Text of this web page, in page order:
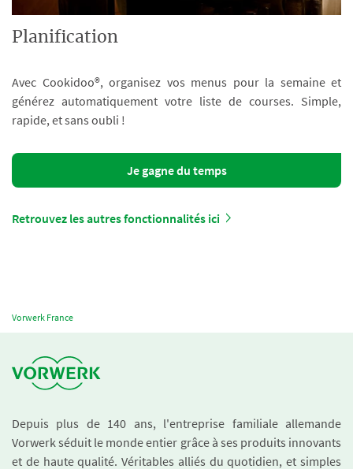
Planification
Avec Cookidoo®, organisez vos menus pour la semaine et
générez automatiquement votre liste de courses. Simple,
rapide, et sans oubli !
Je gagne du temps
Retrouvez les autres fonctionnalités ici
Vorwerk France
Depuis plus de 140 ans, l'entreprise familiale allemande
Vorwerk séduit le monde entier grâce à ses produits innovants
et de haute qualité. Véritables alliés du quotidien, et simples